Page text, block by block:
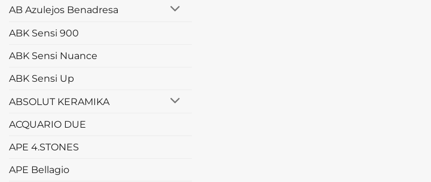
AB Azulejos Benadresa
ABK Sensi 900
ABK Sensi Nuance
ABK Sensi Up
ABSOLUT KERAMIKA
ACQUARIO DUE
APE 4.STONES
APE Bellagio